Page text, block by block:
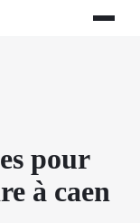
pour
à caen